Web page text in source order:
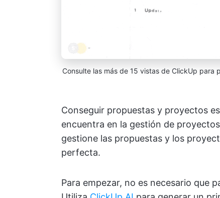
Consulte las más de 15 vistas de ClickUp para
Conseguir propuestas y proyectos
encuentra en la gestión de
gestione las propuestas y los
perfecta.
Para empezar, no es necesario que